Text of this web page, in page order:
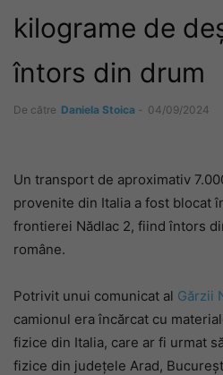
kilograme de
întors din drum
De către Daniela Stoica - 04/09/2024
Un transport de aproximativ
provenite din Italia a fost blocat
frontierei Nădlac 2, fiind întors
române.
Potrivit unui comunicat al Gărzii
camionul era încărcat cu
fizice din Italia, care ar fi urmat
fizice din județele Arad,